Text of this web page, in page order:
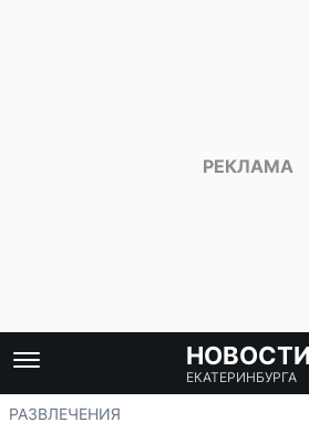
НОВОСТИ
ЕКАТЕРИНБУРГА
РАЗВЛЕЧЕНИЯ